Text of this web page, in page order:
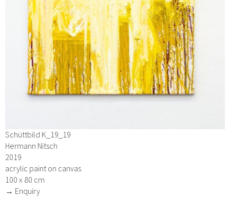
Schüttbild K_19_19
Hermann Nitsch
2019
acrylic paint on canvas
100 x 80 cm
→ Enquiry